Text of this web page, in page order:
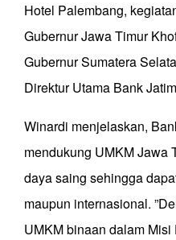
Hotel Palembang,
Gubernur Jawa Timur
Gubernur Sumatera
Direktur Utama Bank
Winardi menjelaskan,
mendukung UMKM Jawa
daya saing sehingga
maupun internasional.
UMKM binaan dalam